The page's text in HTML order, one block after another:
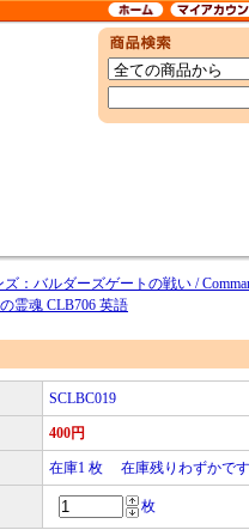
：バルダーズゲートの戦い /
霊魂 CLB706 英語
SCLBC019
400円
在庫1 枚 在庫残りわずかです
枚